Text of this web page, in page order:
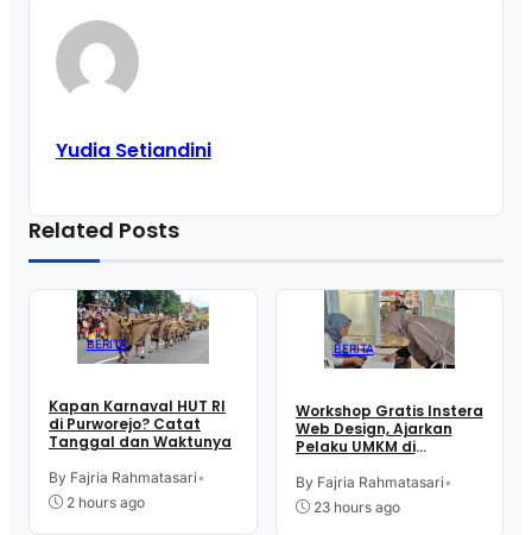
Yudia Setiandini
Related Posts
BERITA
Kapan Karnaval HUT RI
di Purworejo? Catat
Tanggal dan Waktunya
By Fajria Rahmatasari•
2 hours ago
BERITA
Workshop Gratis Instera
Web Design, Ajarkan
Pelaku UMKM di
Teknologi Digital buat
Jualan
By Fajria Rahmatasari•
23 hours ago